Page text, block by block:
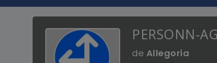
PERSONN-
de Allegoria